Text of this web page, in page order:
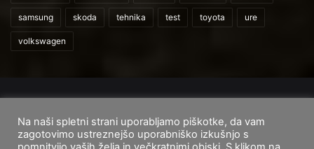
samsung skoda tehnika test toyota ure
volkswagen
Domov
O nas Cenik storitev Pogoji uporabe
Na naši spletni strani uporabljamo piškotke, da vam
zagotovimo ustreznejšo uporabniško izkušnjo s